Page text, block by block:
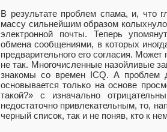
В результате проблем спама, и, что
массу сильнейшим образом
электронной почты. Теперь
обмена сообщениями, в которых
предварительного его согласия.
не так. Многочисленные назойливые
знакомы со времен ICQ. А проблем
основывается только на основе
такой?» с изначально
недостаточно привлекательным, то,
черный список, так и не поняв, кто к